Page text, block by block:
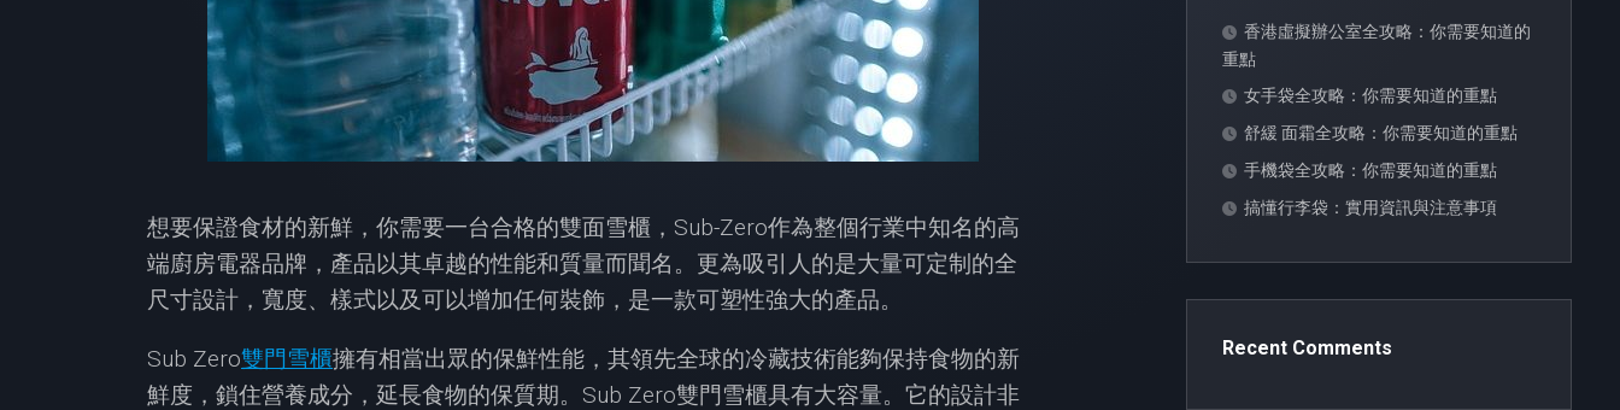
想要保證食材的新鮮，你需要一台合格的雙面雪櫃，Sub-Zero作為整個行業中知名的高
端廚房電器品牌，產品以其卓越的性能和質量而聞名。更為吸引人的是大量可定制的全
尺寸設計，寬度、樣式以及可以增加任何裝飾，是一款可塑性強大的產品。
Sub Zero雙門雪櫃擁有相當出眾的保鮮性能，其領先全球的冷藏技術能夠保持食物的新
鮮度，鎖住營養成分，延長食物的保質期。Sub Zero雙門雪櫃具有大容量。它的設計非
香港虛擬辦公室全攻略：你需要知道的
重點
女手袋全攻略：你需要知道的重點
舒緩 面霜全攻略：你需要知道的重點
手機袋全攻略：你需要知道的重點
搞懂行李袋：實用資訊與注意事項
Recent Comments